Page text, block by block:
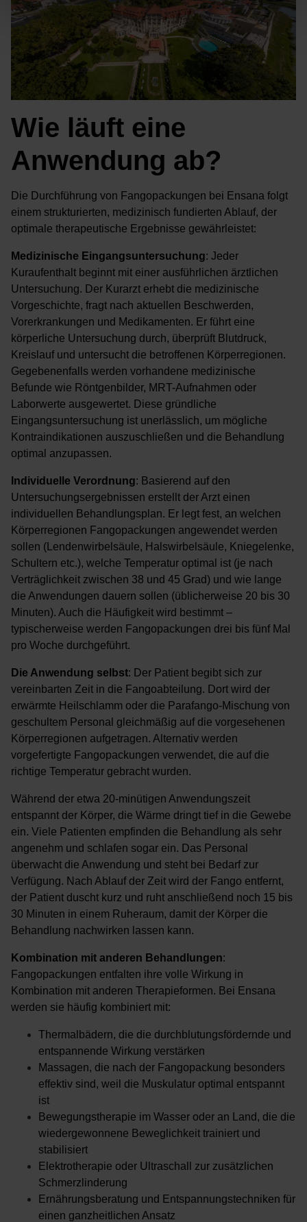
Wie läuft eine
Anwendung ab?
Die Durchführung von Fangopackungen bei Ensana folgt
einem strukturierten, medizinisch fundierten Ablauf, der
optimale therapeutische Ergebnisse gewährleistet:
Medizinische Eingangsuntersuchung: Jeder
Kuraufenthalt beginnt mit einer ausführlichen ärztlichen
Untersuchung. Der Kurarzt erhebt die medizinische
Vorgeschichte, fragt nach aktuellen Beschwerden,
Vorerkrankungen und Medikamenten. Er führt eine
körperliche Untersuchung durch, überprüft Blutdruck,
Kreislauf und untersucht die betroffenen Körperregionen.
Gegebenenfalls werden vorhandene medizinische
Befunde wie Röntgenbilder, MRT-Aufnahmen oder
Laborwerte ausgewertet. Diese gründliche
Eingangsuntersuchung ist unerlässlich, um mögliche
Kontraindikationen auszuschließen und die Behandlung
optimal anzupassen.
Individuelle Verordnung: Basierend auf den
Untersuchungsergebnissen erstellt der Arzt einen
individuellen Behandlungsplan. Er legt fest, an welchen
Körperregionen Fangopackungen angewendet werden
sollen (Lendenwirbelsäule, Halswirbelsäule, Kniegelenke,
Schultern etc.), welche Temperatur optimal ist (je nach
Verträglichkeit zwischen 38 und 45 Grad) und wie lange
die Anwendungen dauern sollen (üblicherweise 20 bis 30
Minuten). Auch die Häufigkeit wird bestimmt –
typischerweise werden Fangopackungen drei bis fünf Mal
pro Woche durchgeführt.
Die Anwendung selbst: Der Patient begibt sich zur
vereinbarten Zeit in die Fangoabteilung. Dort wird der
erwärmte Heilschlamm oder die Parafango-Mischung von
geschultem Personal gleichmäßig auf die vorgesehenen
Körperregionen aufgetragen. Alternativ werden
vorgefertigte Fangopackungen verwendet, die auf die
richtige Temperatur gebracht wurden.
Während der etwa 20-minütigen Anwendungszeit
entspannt der Körper, die Wärme dringt tief in die Gewebe
ein. Viele Patienten empfinden die Behandlung als sehr
angenehm und schlafen sogar ein. Das Personal
überwacht die Anwendung und steht bei Bedarf zur
Verfügung. Nach Ablauf der Zeit wird der Fango entfernt,
der Patient duscht kurz und ruht anschließend noch 15 bis
30 Minuten in einem Ruheraum, damit der Körper die
Behandlung nachwirken lassen kann.
Kombination mit anderen Behandlungen:
Fangopackungen entfalten ihre volle Wirkung in
Kombination mit anderen Therapieformen. Bei Ensana
werden sie häufig kombiniert mit:
Thermalbädern, die die durchblutungsfördernde und
entspannende Wirkung verstärken
Massagen, die nach der Fangopackung besonders
effektiv sind, weil die Muskulatur optimal entspannt
ist
Bewegungstherapie im Wasser oder an Land, die die
wiedergewonnene Beweglichkeit trainiert und
stabilisiert
Elektrotherapie oder Ultraschall zur zusätzlichen
Schmerzlinderung
Ernährungsberatung und Entspannungstechniken für
einen ganzheitlichen Ansatz